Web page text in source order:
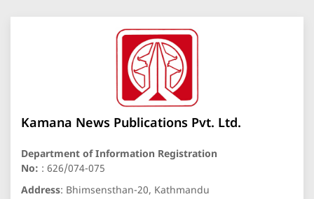
Kamana News Publications Pvt. Ltd.
Department of Information Registration
No: : 626/074-075
Address: Bhimsensthan-20, Kathmandu